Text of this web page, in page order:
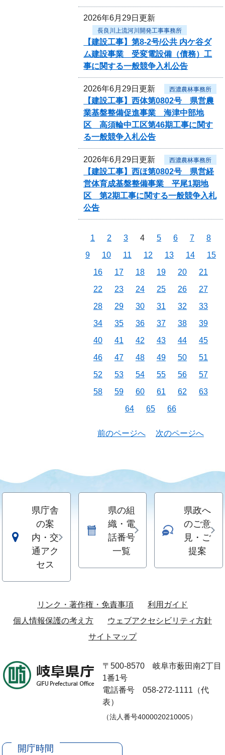
2026年6月29日更新
長良川上流河川開発工事事務所
【建設工事】第8-2号/公共 内ケ谷ダ
ム建設事業 受変電設備（債務）工
事に関する一般競争入札公告
2026年6月29日更新 西濃農林事務所
【建設工事】西体第0802号 県営農
業基盤整備促進事業 海津中部地
区 高須輪中工区第46期工事に関す
る一般競争入札公告
2026年6月29日更新 西濃農林事務所
【建設工事】西ほ第0802号 県営経
営体育成基盤整備事業 平尾1期地
区 第2期工事に関する一般競争入札
公告
1 2 3 4 5 6 7
8
9
10 11 12 13 14
15
16
17 18 19 20
21
22
23 24 25 26
27
28
29 30 31 32
33
34
35 36 37 38
39
40
41 42 43 44
45
46
47 48 49 50
51
52
53 54 55 56
57
58
59 60 61 62
63
64
65 66
前のページへ 次のページへ
県庁舎
の案
内・交
通アク
セス
県の組
織・電
話番号
一覧
県政へ
のご意
見・ご
提案
リンク・著作権・免責事項
利用ガイド
個人情報保護の考え方
ウェブアクセシビリティ方針
サイトマップ
〒500-8570
岐阜市薮田南2丁目
1番1号
電話番号 058-272-1111（代
表）
（法人番号4000020210005）
開庁時間